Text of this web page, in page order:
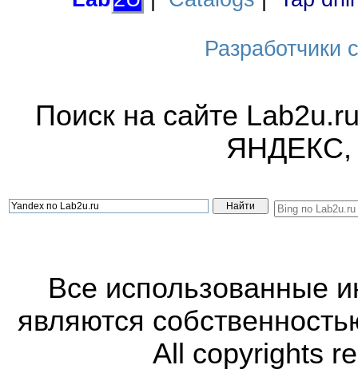
Разработчики
Поиск на сайте
ЯНДЕКС,
Все использованные
являются
All copyrights